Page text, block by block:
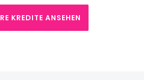
KREDITE ANSEHEN